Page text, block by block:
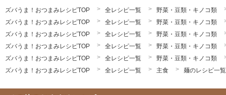
ズバうま！おつまみレシピTOP 全レシピ一覧
野菜・豆類・キノコ類
ズバうま！おつまみレシピTOP
全レシピ一覧
野菜・豆類・キノコ類
ズバうま！おつまみレシピTOP
全レシピ一覧
野菜・豆類・キノコ類
ズバうま！おつまみレシピTOP
全レシピ一覧
野菜・豆類・キノコ類
ズバうま！おつまみレシピTOP
全レシピ一覧
野菜・豆類・キノコ類
ズバうま！おつまみレシピTOP
全レシピ一覧 主食 麺のレシピ一覧